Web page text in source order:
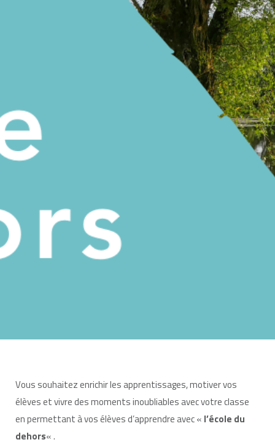
Vous souhaitez enrichir les apprentissages, motiver vos
élèves et vivre des moments inoubliables avec votre classe
en permettant à vos élèves d’apprendre avec « l’école du
dehors« .